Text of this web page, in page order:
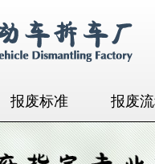
报废标准 报废